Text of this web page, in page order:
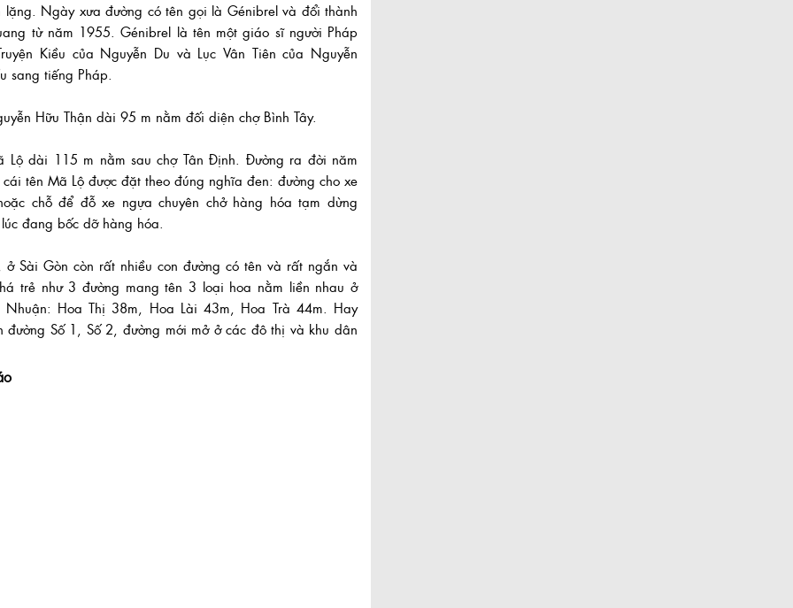
lặng. Ngày xưa đường có tên gọi là Génibrel và đổi thành
từ năm 1955. Génibrel là tên một giáo sĩ người Pháp
Kiều của Nguyễn Du và Lục Vân Tiên của Nguyễn
sang tiếng Pháp.
Hữu Thận dài 95 m nằm đối diện chợ Bình Tây.
Lộ dài 115 m nằm sau chợ Tân Định. Đường ra đời năm
tên Mã Lộ được đặt theo đúng nghĩa đen: đường cho xe
chỗ để đỗ xe ngựa chuyên chở hàng hóa tạm dừng
đang bốc dỡ hàng hóa.
Sài Gòn còn rất nhiều con đường có tên và rất ngắn và
trẻ như 3 đường mang tên 3 loại hoa nằm liền nhau ở
Nhuận: Hoa Thị 38m, Hoa Lài 43m, Hoa Trà 44m. Hay
đường Số 1, Số 2, đường mới mở ở các đô thị và khu dân